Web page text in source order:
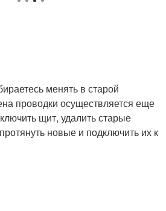
менять в старой
проводки осуществляется еще
щит, удалить старые
новые и подключить их к